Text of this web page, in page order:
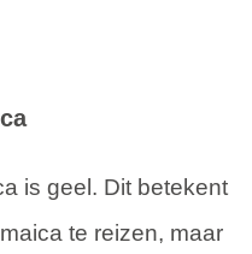
is geel. Dit betekent
te reizen, maar